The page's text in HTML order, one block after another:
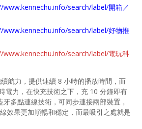
www.kennechu.info/search/label/開箱／
www.kennechu.info/search/label/好物推
www.kennechu.info/search/label/電玩科
航力，提供連續 8 小時的播放時間，而
電力，在快充技術之下，充 10 分鐘即有
多點連線技術，可同步連接兩部裝置，
效果更加順暢和穩定，而最吸引之處就是